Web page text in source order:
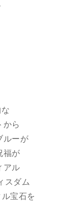
から
ルーが
福が
アル
スダム
宝石を